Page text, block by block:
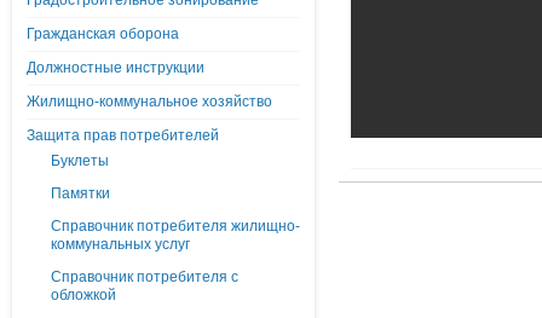
Гражданская оборона
Должностные инструкции
Жилищно-коммунальное хозяйство
Защита прав потребителей
Буклеты
Памятки
Справочник потребителя жилищно-
коммунальных услуг
Справочник потребителя с
обложкой